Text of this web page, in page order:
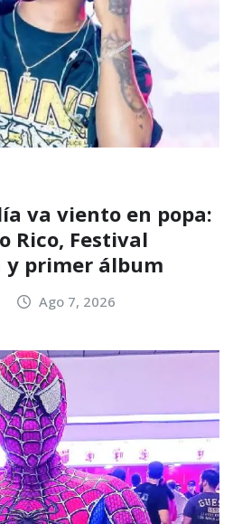
va viento en popa:
Rico, Festival
y primer álbum
Ago 7, 2026